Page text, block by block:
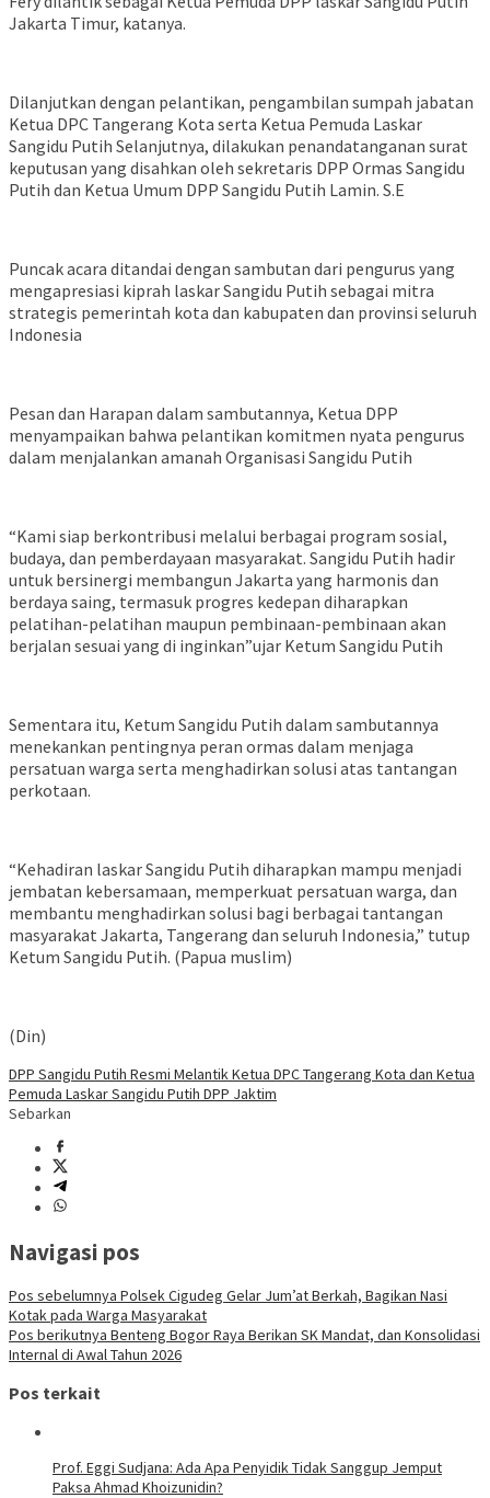
Jakarta Timur, katanya.
Dilanjutkan dengan pelantikan, pengambilan sumpah jabatan
Ketua DPC Tangerang Kota serta Ketua Pemuda Laskar
Sangidu Putih Selanjutnya, dilakukan penandatanganan surat
keputusan yang disahkan oleh sekretaris DPP Ormas Sangidu
Putih dan Ketua Umum DPP Sangidu Putih Lamin. S.E
Puncak acara ditandai dengan sambutan dari pengurus yang
mengapresiasi kiprah laskar Sangidu Putih sebagai mitra
strategis pemerintah kota dan kabupaten dan provinsi seluruh
Indonesia
Pesan dan Harapan dalam sambutannya, Ketua DPP
menyampaikan bahwa pelantikan komitmen nyata pengurus
dalam menjalankan amanah Organisasi Sangidu Putih
“Kami siap berkontribusi melalui berbagai program sosial,
budaya, dan pemberdayaan masyarakat. Sangidu Putih hadir
untuk bersinergi membangun Jakarta yang harmonis dan
berdaya saing, termasuk progres kedepan diharapkan
pelatihan-pelatihan maupun pembinaan-pembinaan akan
berjalan sesuai yang di inginkan”ujar Ketum Sangidu Putih
Sementara itu, Ketum Sangidu Putih dalam sambutannya
menekankan pentingnya peran ormas dalam menjaga
persatuan warga serta menghadirkan solusi atas tantangan
perkotaan.
“Kehadiran laskar Sangidu Putih diharapkan mampu menjadi
jembatan kebersamaan, memperkuat persatuan warga, dan
membantu menghadirkan solusi bagi berbagai tantangan
masyarakat Jakarta, Tangerang dan seluruh Indonesia,” tutup
Ketum Sangidu Putih. (Papua muslim)
(Din)
DPP Sangidu Putih Resmi Melantik Ketua DPC Tangerang Kota dan Ketua
Pemuda Laskar Sangidu Putih DPP Jaktim
Sebarkan
Navigasi pos
Pos sebelumnya Polsek Cigudeg Gelar Jum’at Berkah, Bagikan Nasi
Kotak pada Warga Masyarakat
Pos berikutnya Benteng Bogor Raya Berikan SK Mandat, dan Konsolidasi
Internal di Awal Tahun 2026
Pos terkait
Prof. Eggi Sudjana: Ada Apa Penyidik Tidak Sanggup Jemput
Paksa Ahmad Khoizunidin?